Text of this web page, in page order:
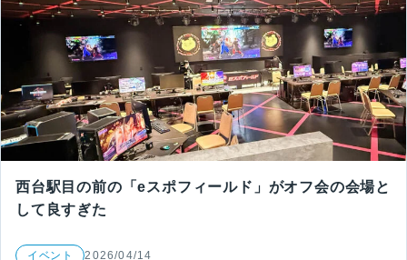
西台駅目の前の「eスポフィールド」がオフ会の会場と
して良すぎた
イベント 2026/04/14